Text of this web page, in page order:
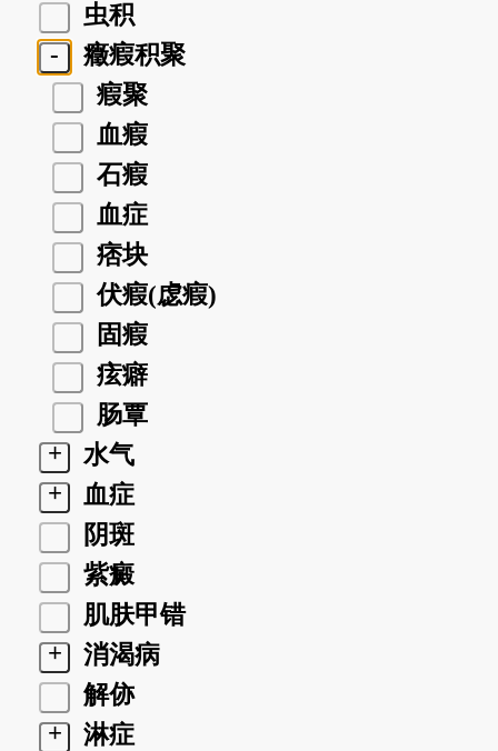
虫积
-
癥瘕积聚
瘕聚
血瘕
石瘕
血症
痞块
伏瘕(虙瘕)
固瘕
痃癖
肠覃
+
水气
+
血症
阴斑
紫癜
肌肤甲错
+
消渴病
解㑊
+
淋症